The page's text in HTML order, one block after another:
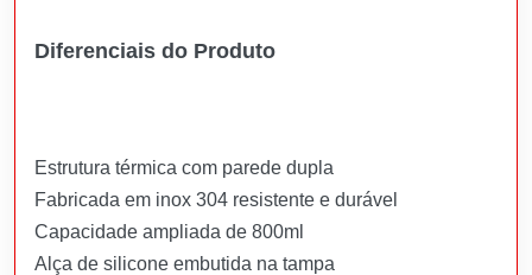
Diferenciais do Produto
Estrutura térmica com parede dupla
Fabricada em inox 304 resistente e durável
Capacidade ampliada de 800ml
Alça de silicone embutida na tampa